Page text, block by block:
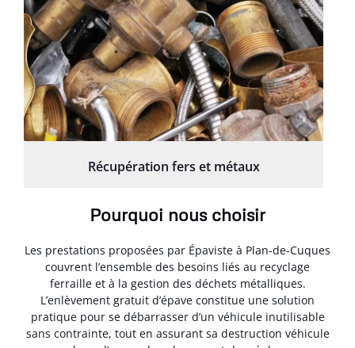
Récupération fers et métaux
Pourquoi nous choisir
Les prestations proposées par Épaviste à Plan-de-Cuques
couvrent l’ensemble des besoins liés au recyclage
ferraille et à la gestion des déchets métalliques.
L’enlèvement gratuit d’épave constitue une solution
pratique pour se débarrasser d’un véhicule inutilisable
sans contrainte, tout en assurant sa destruction véhicule